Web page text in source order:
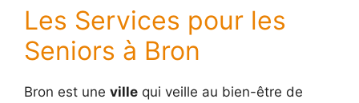
Les Services pour les
Seniors à Bron
Bron est une ville qui veille au bien-être de